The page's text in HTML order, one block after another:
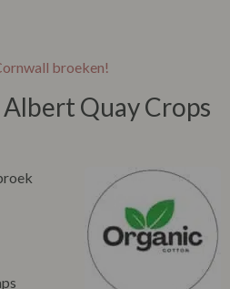
broeken!
Quay Crops